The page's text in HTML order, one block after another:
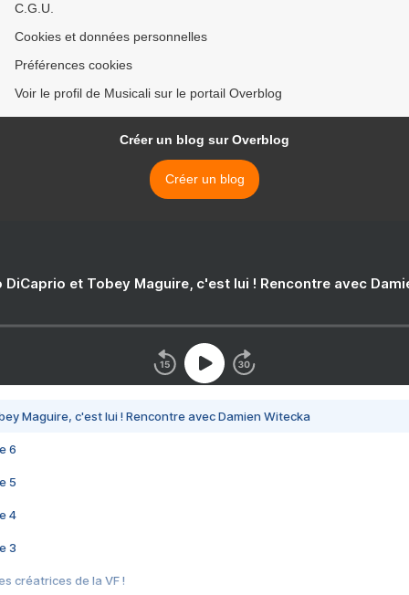
C.G.U.
Cookies et données personnelles
Préférences cookies
Voir le profil de Musicali sur le portail Overblog
Créer un blog sur Overblog
Créer un blog
DiCaprio et Tobey Maguire, c'est lui ! Rencontre avec
Maguire, c'est lui ! Rencontre avec Damien Witecka
6
5
4
3
créatrices de la VF !